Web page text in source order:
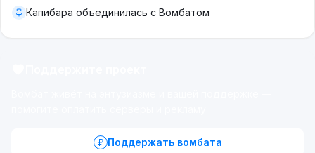
Капибара объединилась с Вомбатом
Поддержать вомбата